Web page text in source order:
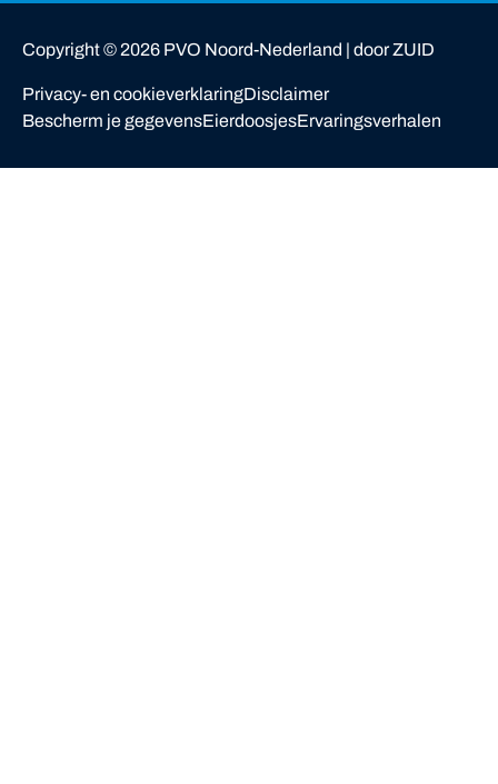
Copyright © 2026 PVO Noord-Nederland | door ZUID
Privacy- en cookieverklaringDisclaimer
Bescherm je gegevensEierdoosjesErvaringsverhalen